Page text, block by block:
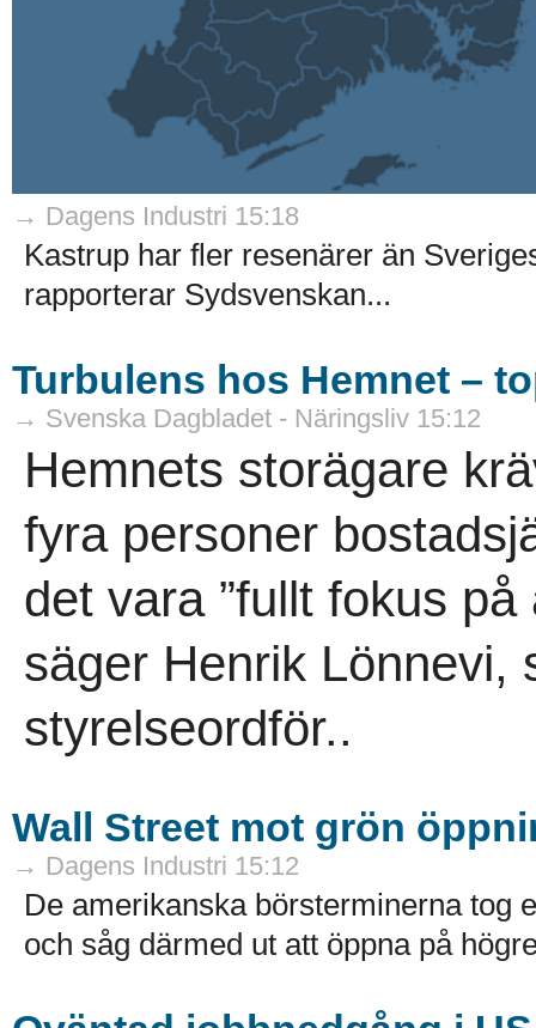
→ Dagens Industri 15:18
Kastrup har fler resenärer än
rapporterar Sydsvenskan...
Turbulens hos Hemnet –
→ Svenska Dagbladet - Näringsliv 15:12
Hemnets storägare
fyra personer
det vara ”fullt fokus
säger Henrik Lönnevi,
styrelseordför..
Wall Street mot grön
→ Dagens Industri 15:12
De amerikanska börsterminerna tog
och såg därmed ut att öppna på